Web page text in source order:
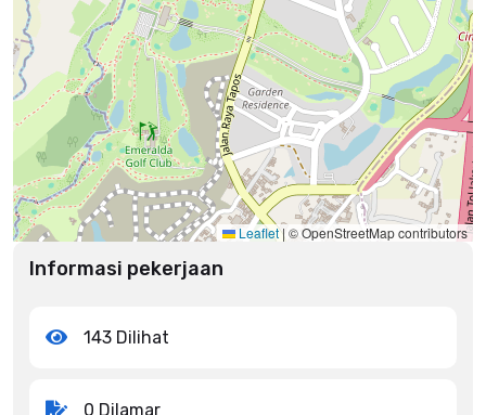
Leaflet| © OpenStreetMap contributors
Informasi pekerjaan
143 Dilihat
0 Dilamar